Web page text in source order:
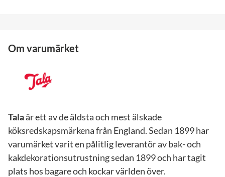
Om varumärket
Talaär ett av de äldsta och mest älskade
köksredskapsmärkena från England. Sedan 1899 har
varumärket varit en pålitlig leverantör av bak- och
kakdekorationsutrustning sedan 1899 och har tagit
plats hos bagare och kockar världen över.